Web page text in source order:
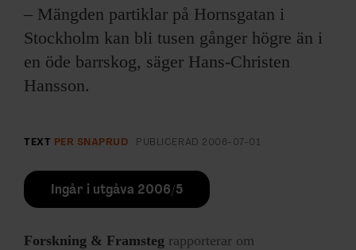
– Mängden partiklar på Hornsgatan i
Stockholm kan bli tusen gånger högre än i
en öde barrskog, säger Hans-Christen
Hansson.
TEXT PER SNAPRUD PUBLICERAD 2006-07-01
Ingår i utgåva 2006/5
Forskning & Framsteg rapporterar om